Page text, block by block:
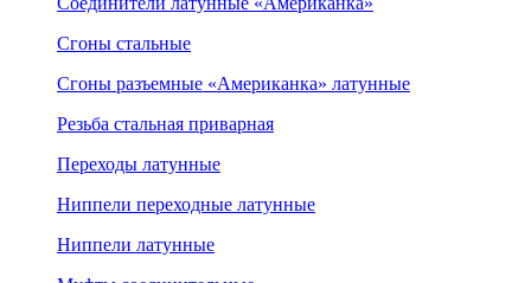
Сгоны стальные
Сгоны разъемные «Американка» латунные
Резьба стальная приварная
Переходы латунные
Ниппели переходные латунные
Ниппели латунные